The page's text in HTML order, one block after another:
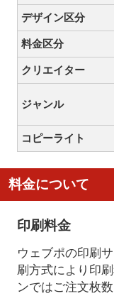
デザイン区分
料金区分
クリエイター
ジャンル
コピーライト
料金について
印刷料金
ウェブポの印刷
刷方式により印
ンではご注文枚